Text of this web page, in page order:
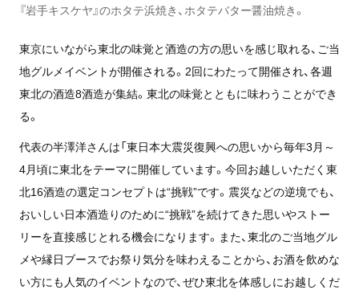
『岩手キスケヤ』のホタテ浜焼き、ホタテバター醤油焼き。
東京にいながら東北の味覚と酒造の方の思いを感じ取れる、ご当
地グルメイベントが開催される。2回にわたって開催され、各週
東北の酒造8酒造が集結。東北の味覚とともに味わうことができ
る。
代表の半澤洋さんは「東日本大震災復興への思いから毎年3月～
4月頃に東北をテーマに開催しています。今回お越しいただく東
北16酒造の選定コンセプトは“挑戦”です。震災などの逆境でも、
おいしい日本酒造りのために“挑戦”を続けてきた思いやストー
リーを直接感じとれる機会になります。また、東北のご当地グル
メや縁日ブースでお祭り気分を味わえることから、お酒を飲めな
い方にも人気のイベントなので、ぜひ東北を体感しにお越しくだ